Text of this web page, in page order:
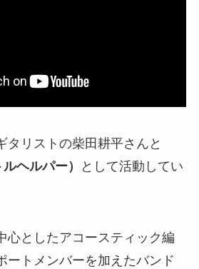
タリストの柴田耕平さんと
ヘルパー）
として活動してい
心としたアコースティック編
ートメンバーを加えたバンド